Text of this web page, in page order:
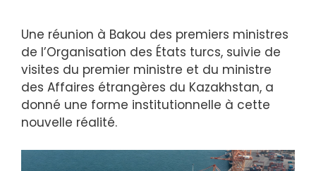
Une réunion à Bakou des premiers ministres
de l’Organisation des États turcs, suivie de
visites du premier ministre et du ministre
des Affaires étrangères du Kazakhstan, a
donné une forme institutionnelle à cette
nouvelle réalité.